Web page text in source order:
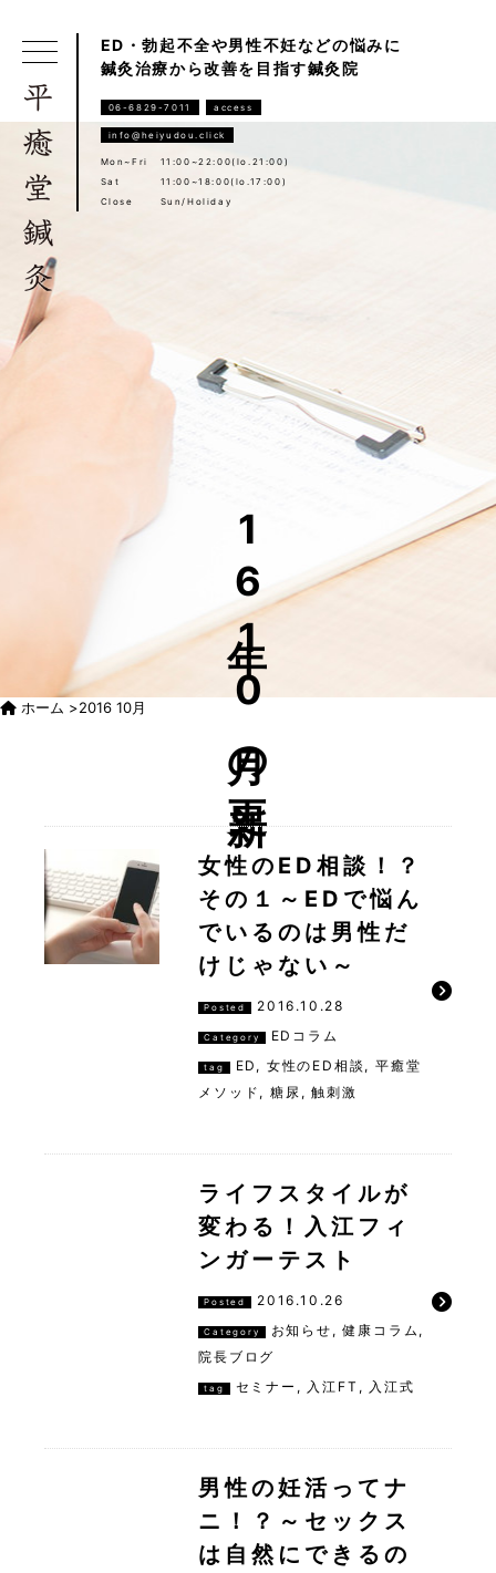
ED・勃起不全や男性不妊などの悩みに
鍼灸治療から改善を目指す鍼灸院
06-6829-7011 access
info@heiyudou.click
Mon~Fri
11:00~22:00(lo.21:00)
Sat
11:00~18:00(lo.17:00)
Close
Sun/Holiday
16年10月の更新
ホーム >2016 10月
女性のED相談！？
その１～EDで悩ん
でいるのは男性だ
けじゃない～
Posted 2016.10.28
Category EDコラム
tag ED , 女性のED相談 ,平癒堂
メソッド ,糖尿 ,触刺激
ライフスタイルが
変わる！入江フィ
ンガーテスト
Posted 2016.10.26
Category お知らせ ,健康コラム ,
院長ブログ
tag セミナー , 入江FT , 入江式
男性の妊活ってナ
ニ！？～セックス
は自然にできるの